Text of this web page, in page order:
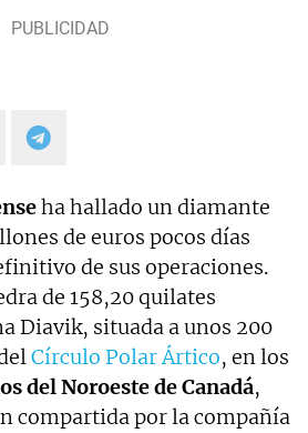
ha hallado un diamante
de euros pocos días
de sus operaciones.
de 158,20 quilates
Diavik, situada a unos 200
Círculo Polar Ártico, en los
del Noroeste de Canadá,
compartida por la compañía